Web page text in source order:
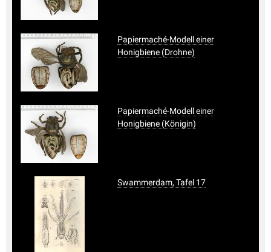
Papiermaché-Modell einer
Honigbiene (Drohne)
Papiermaché-Modell einer
Honigbiene (Königin)
Swammerdam, Tafel 17